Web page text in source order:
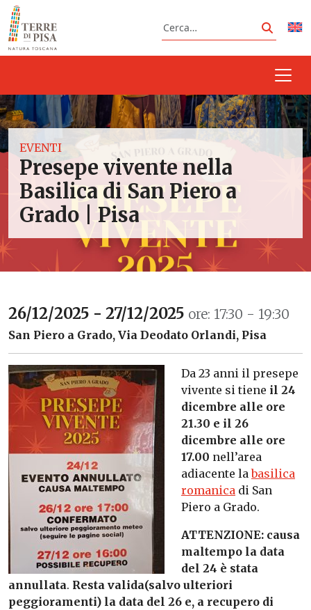
Vai al contenuto
Cerca
Cerca
EVENTI
Presepe vivente nella
Basilica di San Piero a
Grado | Pisa
26/12/2025 - 27/12/2025 ore: 17:30 - 19:30
San Piero a Grado, Via Deodato Orlandi, Pisa
Da 23 anni il presepe
vivente si tiene il 24
dicembre alle ore
21.30 e il 26
dicembre alle ore
17.00 nell’area
adiacente labasilica
romanica di San
Piero a Grado.
ATTENZIONE: causa
maltempo la data
del 24 è stata
annullata. Resta valida(salvo ulteriori
peggioramenti) la data del 26 e, a recupero di